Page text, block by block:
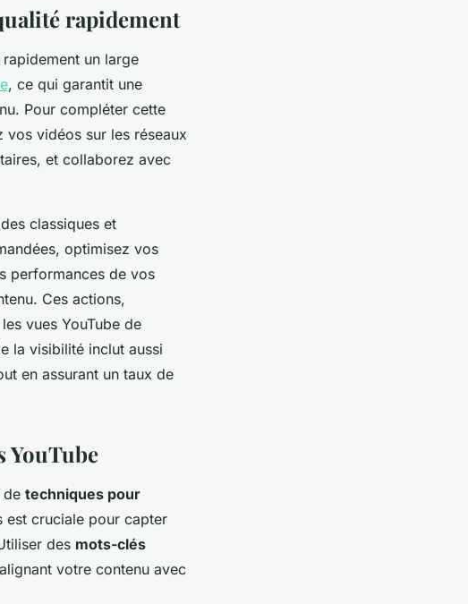
rapidement
un large
, ce qui garantit une
Pour compléter cette
vidéos sur les réseaux
et collaborez avec
classiques et
optimisez vos
performances de vos
Ces actions,
vues YouTube de
la visibilité inclut aussi
en assurant un taux de
YouTube
de techniques pour
est cruciale pour capter
des mots-clés
votre contenu avec